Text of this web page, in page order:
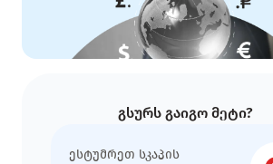
ფილიალები თქვენთან ახლოს
ადგილზეგსურს გაიგო მეტი?
ესტუმრეთ სკაპის